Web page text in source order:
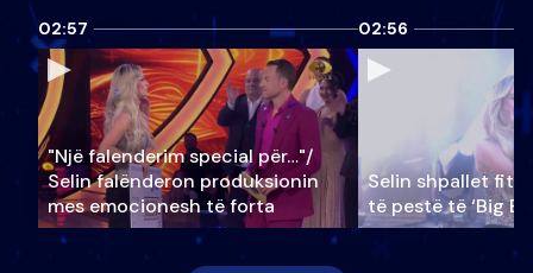
02:57
"Një falenderim special për…"/
Selin falënderon produksionin
mes emocionesh të forta
02:56
Selin shpallet
të pestë të ‘Big